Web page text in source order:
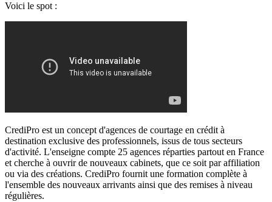
Voici le spot :
CrediPro est un concept d'agences de courtage en crédit à
destination exclusive des professionnels, issus de tous secteurs
d'activité. L'enseigne compte 25 agences réparties partout en France
et cherche à ouvrir de nouveaux cabinets, que ce soit par affiliation
ou via des créations. CrediPro fournit une formation complète à
l'ensemble des nouveaux arrivants ainsi que des remises à niveau
régulières.